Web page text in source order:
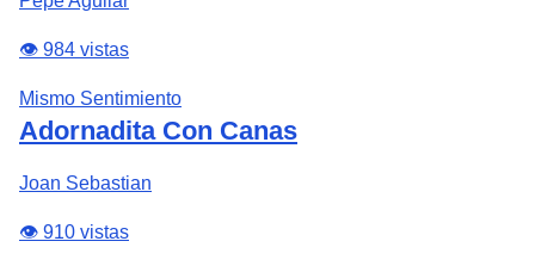
👁️ 984 vistas
Mismo Sentimiento
Adornadita Con Canas
Joan Sebastian
👁️ 910 vistas